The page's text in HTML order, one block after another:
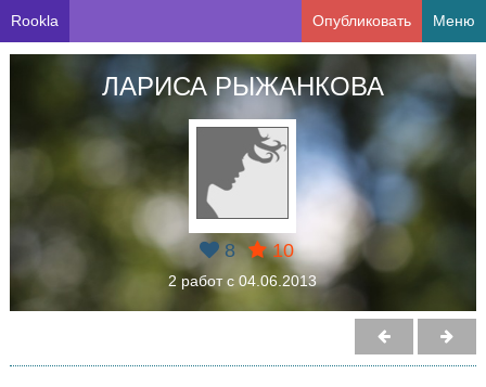
Rookla Опубликовать Меню
ЛАРИСА РЫЖАНКОВА
8 10
2 работ с 04.06.2013